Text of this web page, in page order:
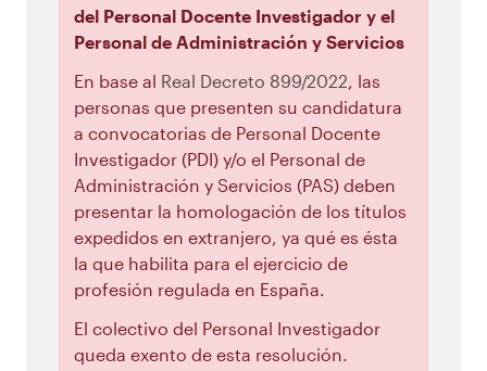
del Personal Docente Investigador y el
Personal de Administración y Servicios
En base al Real Decreto 899/2022, las
personas que presenten su candidatura
a convocatorias de Personal Docente
Investigador (PDI) y/o el Personal de
Administración y Servicios (PAS) deben
presentar la homologación de los títulos
expedidos en extranjero, ya qué es ésta
la que habilita para el ejercicio de
profesión regulada en España.
El colectivo del Personal Investigador
queda exento de esta resolución.